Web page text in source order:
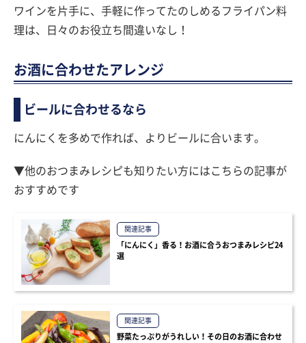
ワインを片手に、手軽に作ってたのしめるフライパン料
理は、日々のお役立ち間違いなし！
お酒に合わせたアレンジ
ビールに合わせるなら
にんにくを多めで作れば、よりビールに合います。
▼他のおつまみレシピも知りたい方にはこちらの記事が
おすすめです
関連記事
「にんにく」香る！お酒に合うおつまみレシピ24
選
関連記事
野菜たっぷりがうれしい！その日のお酒に合わせ